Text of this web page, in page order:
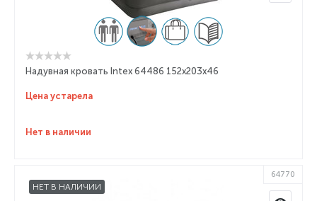
Надувная кровать Intex 64486 152x203x46
Цена устарела
Нет в наличии
НЕТ В НАЛИЧИИ
64770